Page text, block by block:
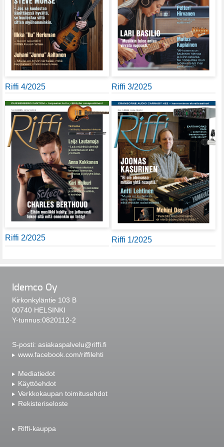
Riffi 4/2025 Riffi 3/2025
Riffi 2/2025 Riffi 1/2025
Idemco Oy
Kirkonkyläntie 103 B
00740 HELSINKI
Y-tunnus:0820112-2
S-posti: asiakaspalvelu@riffi.fi
www.facebook.com/riffilehti
Mediatiedot
Käyttöehdot
Verkkokaupan toimitusehdot
Rekisteriseloste
Riffi-kauppa